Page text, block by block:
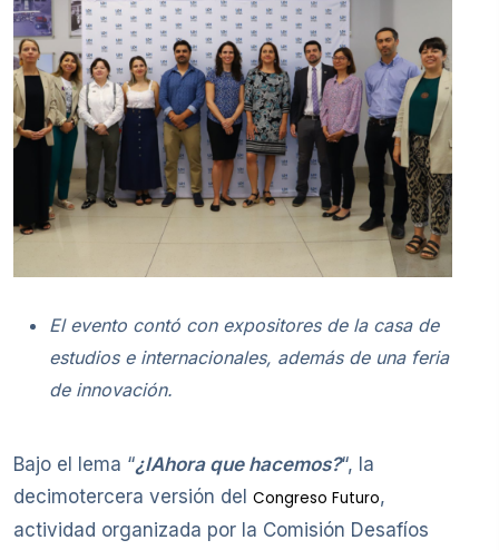
El evento contó con expositores de la casa de
estudios e internacionales, además de una feria
de innovación.
Bajo el lema “¿IAhora que hacemos?“, la
decimotercera versión del Congreso Futuro,
actividad organizada por la Comisión Desafíos